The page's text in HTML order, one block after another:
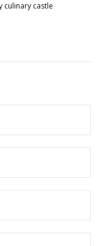
culinary castle